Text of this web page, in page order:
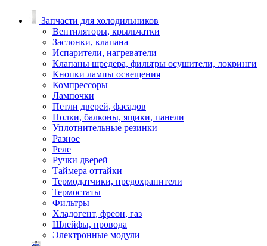
Запчасти для холодильников
Вентиляторы, крыльчатки
Заслонки, клапана
Испарители, нагреватели
Клапаны шредера, фильтры осушители, локринги
Кнопки лампы освещения
Компрессоры
Лампочки
Петли дверей, фасадов
Полки, балконы, ящики, панели
Уплотнительные резинки
Разное
Реле
Ручки дверей
Таймера оттайки
Термодатчики, предохранители
Термостаты
Фильтры
Хладогент, фреон, газ
Шлейфы, провода
Электронные модули